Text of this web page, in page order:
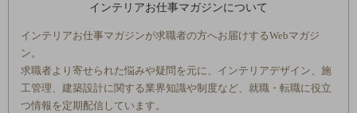
インテリアお仕事マガジンについて
インテリアお仕事マガジンが求職者の方へお届けするWebマガジ
ン。
求職者より寄せられた悩みや疑問を元に、インテリアデザイン、施
工管理、建築設計に関する業界知識や制度など、就職・転職に役立
つ情報を定期配信しています。